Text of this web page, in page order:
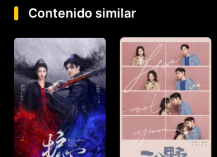
12.Episodio Episodio 12
13.Episodio Episodio 13
14.Episodio Episodio 14
15.Episodio Episodio 15
Contenido similar